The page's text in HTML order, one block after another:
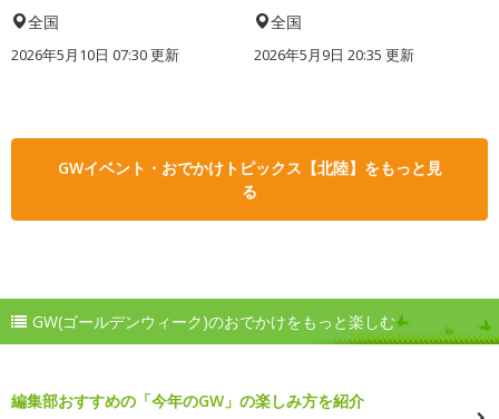
全国
2026年5月10日 07:30 更新
全国
2026年5月9日 20:35 更新
GWイベント・おでかけトピックス【北陸】をもっと見
る
GW(ゴールデンウィーク)のおでかけをもっと楽しむ
編集部おすすめの「今年のGW」の楽しみ方を紹介